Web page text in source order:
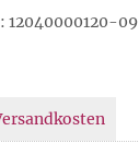
12040000120-09